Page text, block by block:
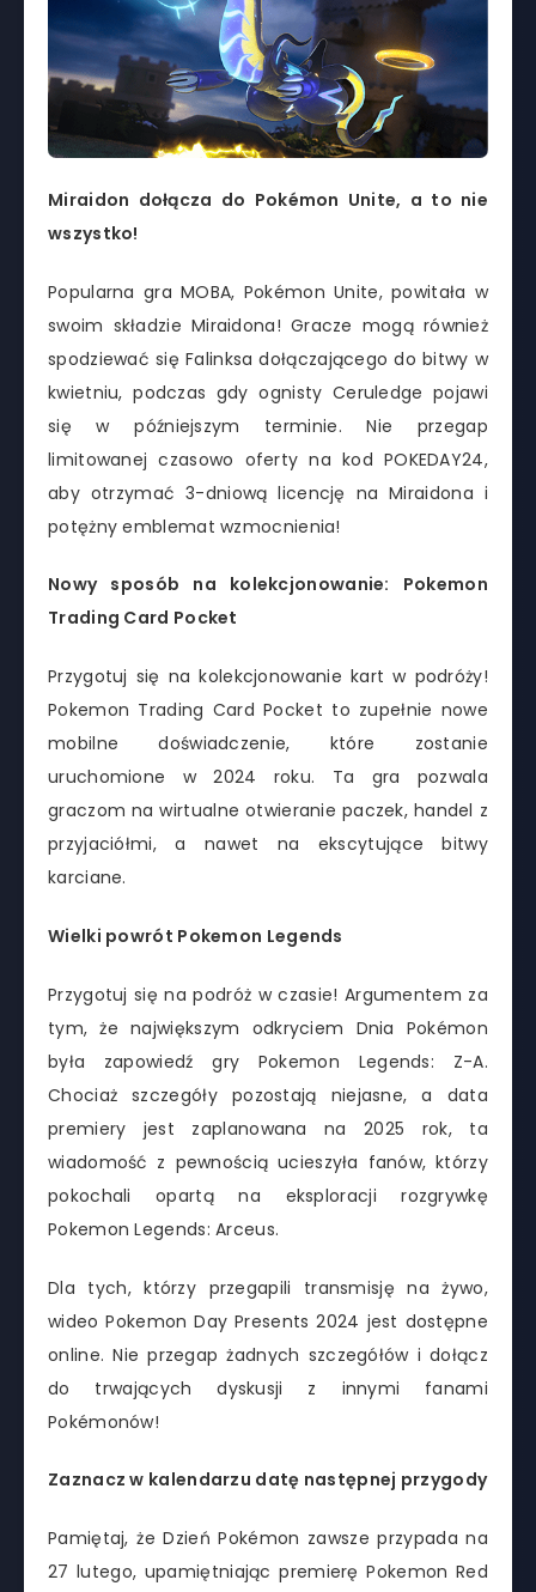
Miraidon dołącza do Pokémon Unite, a to nie
wszystko!
Popularna gra MOBA, Pokémon Unite, powitała w
swoim składzie Miraidona! Gracze mogą również
spodziewać się Falinksa dołączającego do bitwy w
kwietniu, podczas gdy ognisty Ceruledge pojawi
się w późniejszym terminie. Nie przegap
limitowanej czasowo oferty na kod POKEDAY24,
aby otrzymać 3-dniową licencję na Miraidona i
potężny emblemat wzmocnienia!
Nowy sposób na kolekcjonowanie: Pokemon
Trading Card Pocket
Przygotuj się na kolekcjonowanie kart w podróży!
Pokemon Trading Card Pocket to zupełnie nowe
mobilne doświadczenie, które zostanie
uruchomione w 2024 roku. Ta gra pozwala
graczom na wirtualne otwieranie paczek, handel z
przyjaciółmi, a nawet na ekscytujące bitwy
karciane.
Wielki powrót Pokemon Legends
Przygotuj się na podróż w czasie! Argumentem za
tym, że największym odkryciem Dnia Pokémon
była zapowiedź gry Pokemon Legends: Z-A.
Chociaż szczegóły pozostają niejasne, a data
premiery jest zaplanowana na 2025 rok, ta
wiadomość z pewnością ucieszyła fanów, którzy
pokochali opartą na eksploracji rozgrywkę
Pokemon Legends: Arceus.
Dla tych, którzy przegapili transmisję na żywo,
wideo Pokemon Day Presents 2024 jest dostępne
online. Nie przegap żadnych szczegółów i dołącz
do trwających dyskusji z innymi fanami
Pokémonów!
Zaznacz w kalendarzu datę następnej przygody
Pamiętaj, że Dzień Pokémon zawsze przypada na
27 lutego, upamiętniając premierę Pokemon Red